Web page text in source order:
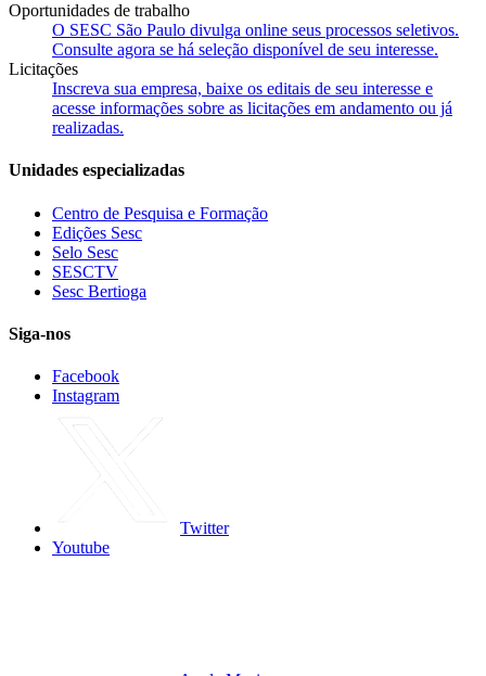
Oportunidades de trabalho
O SESC São Paulo divulga online seus processos seletivos.
Consulte agora se há seleção disponível de seu interesse.
Licitações
Inscreva sua empresa, baixe os editais de seu interesse e
acesse informações sobre as licitações em andamento ou já
realizadas.
Unidades especializadas
Centro de Pesquisa e Formação
Edições Sesc
Selo Sesc
SESCTV
Sesc Bertioga
Siga-nos
Facebook
Instagram
Twitter
Youtube